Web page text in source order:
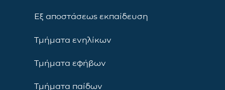
Εξ αποστάσεως εκπαίδευση
Τμήματα ενηλίκων
Τμήματα εφήβων
Τμήματα παίδων